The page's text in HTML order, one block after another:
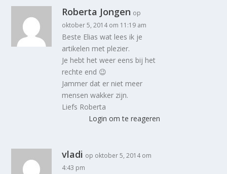
Roberta Jongen op
oktober 5, 2014 om 11:19 am
Beste Elias wat lees ik je
artikelen met plezier.
Je hebt het weer eens bij het
rechte end 😉
Jammer dat er niet meer
mensen wakker zijn.
Liefs Roberta
Login om te reageren
vladi op oktober 5, 2014 om
4:43 pm